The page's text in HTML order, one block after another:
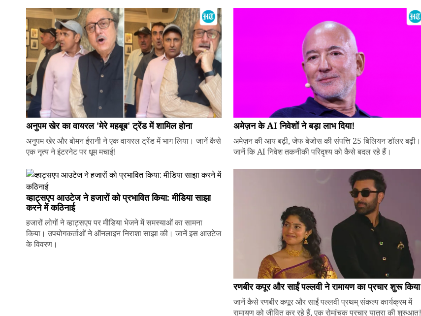
अनुपम खेर का वायरल 'मेरे महबूब' ट्रेंड में शामिल होना
अनुपम खेर और बोमन ईरानी ने एक वायरल ट्रेंड में भाग लिया। जानें कैसे
एक नृत्य ने इंटरनेट पर धूम मचाई!
अमेज़न के AI निवेशों ने बड़ा लाभ दिया!
अमेज़न की आय बढ़ी, जेफ बेजोस की संपत्ति 25 बिलियन डॉलर बढ़ी।
जानें कि AI निवेश तकनीकी परिदृश्य को कैसे बदल रहे हैं।
व्हाट्सएप आउटेज ने हजारों को प्रभावित किया: मीडिया साझा
करने में कठिनाई
हजारों लोगों ने व्हाट्सएप पर मीडिया भेजने में समस्याओं का सामना
किया। उपयोगकर्ताओं ने ऑनलाइन निराशा साझा की। जानें इस आउटेज
के विवरण।
रणबीर कपूर और साईं पल्लवी ने रामायण का प्रचार शुरू किया
जानें कैसे रणबीर कपूर और साईं पल्लवी प्रथम् संकल्प कार्यक्रम में
रामायण को जीवित कर रहे हैं, एक रोमांचक प्रचार यात्रा की शुरुआत!